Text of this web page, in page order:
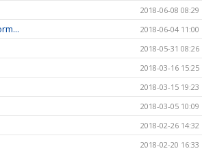
2018-06-08 08:29
2018-06-04 11:00
2018-05-31 08:26
2018-03-16 15:25
2018-03-15 19:23
2018-03-05 10:09
2018-02-26 14:32
2018-02-20 16:33